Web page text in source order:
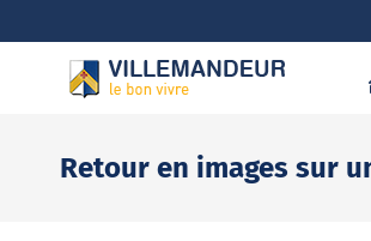
Retour en images sur